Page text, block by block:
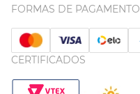
FORMAS DE PAGAMENTO
CERTIFICADOS